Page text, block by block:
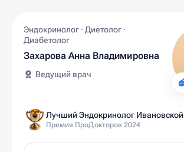
Эндокринолог · Диетолог ·
Диабетолог
Захарова Анна Владимировна
Ведущий врач
Лучший Эндокринолог Ивановской
Премия ПроДокторов 2024